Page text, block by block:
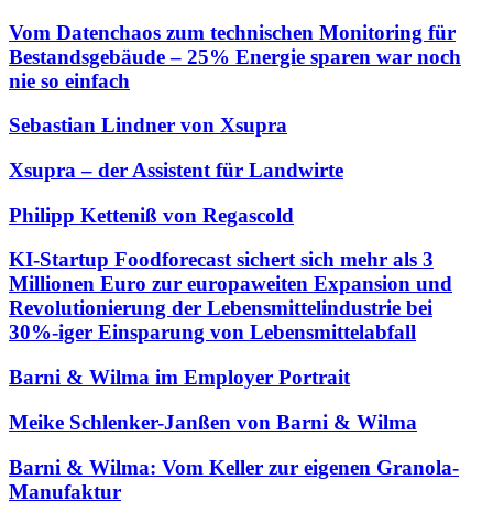
Vom Datenchaos zum technischen Monitoring für
Bestandsgebäude – 25% Energie sparen war noch
nie so einfach
Sebastian Lindner von Xsupra
Xsupra – der Assistent für Landwirte
Philipp Ketteniß von Regascold
KI-Startup Foodforecast sichert sich mehr als 3
Millionen Euro zur europaweiten Expansion und
Revolutionierung der Lebensmittelindustrie bei
30%-iger Einsparung von Lebensmittelabfall
Barni & Wilma im Employer Portrait
Meike Schlenker-Janßen von Barni & Wilma
Barni & Wilma: Vom Keller zur eigenen Granola-
Manufaktur